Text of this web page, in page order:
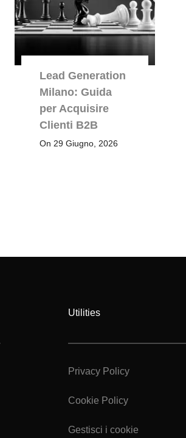
Lead Generation
Milano: Guida
per Acquisire
Clienti B2B
On 29 Giugno, 2026
Utilities
Privacy Policy
Cookie Policy
Gestisci i cookie